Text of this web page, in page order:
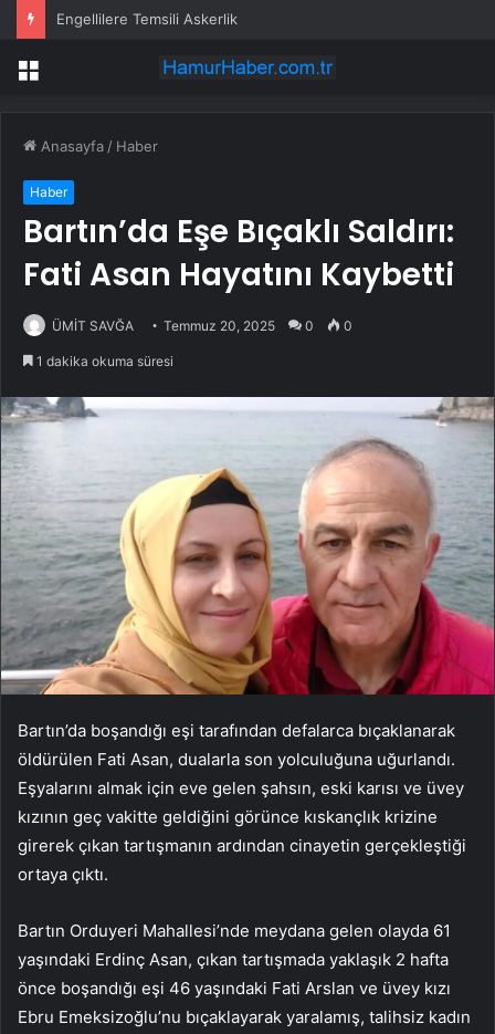
Engellilere Temsili Askerlik
Menü
Anasayfa / Haber
Haber
Bartın’da Eşe Bıçaklı Saldırı:
Fati Asan Hayatını Kaybetti
ÜMİT SAVĞA Temmuz 20, 2025 0 0
1 dakika okuma süresi
Bartın’da boşandığı eşi tarafından defalarca bıçaklanarak
öldürülen Fati Asan, dualarla son yolculuğuna uğurlandı.
Eşyalarını almak için eve gelen şahsın, eski karısı ve üvey
kızının geç vakitte geldiğini görünce kıskançlık krizine
girerek çıkan tartışmanın ardından cinayetin gerçekleştiği
ortaya çıktı.
Bartın Orduyeri Mahallesi’nde meydana gelen olayda 61
yaşındaki Erdinç Asan, çıkan tartışmada yaklaşık 2 hafta
önce boşandığı eşi 46 yaşındaki Fati Arslan ve üvey kızı
Ebru Emeksizoğlu’nu bıçaklayarak yaralamış, talihsiz kadın